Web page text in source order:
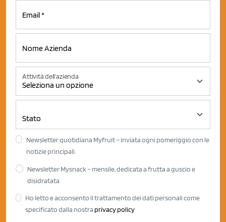
Attività dell'azienda
Newsletter quotidiana Myfruit – inviata ogni pomeriggio con le
notizie principali.
Newsletter Mysnack – mensile, dedicata a frutta a guscio e
disidratata
Ho letto e acconsento il trattamento dei dati personali come
specificato dalla nostra privacy policy